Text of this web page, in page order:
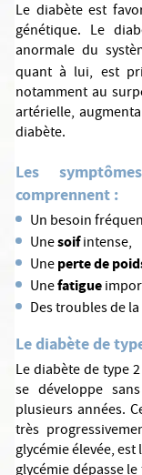
Le diabète est
génétique. Le
anormale du
quant à lui, est
notamment au
artérielle,
diabète.
Les
comprennent :
Un besoin
Unesoifintense,
Uneperte de
Unefatigue
Des troubles de la
Le diabète de
Le diabète de type
se développe
plusieurs années.
très
glycémie élevée,